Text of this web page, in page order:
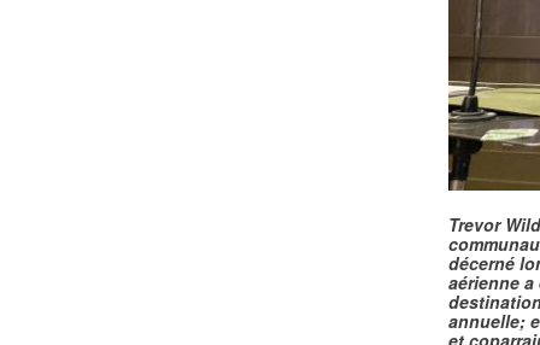
.
j
p
g
o
r
t
h
.
j
p
g
Trevor
décerné
aérienne
annuelle;
et